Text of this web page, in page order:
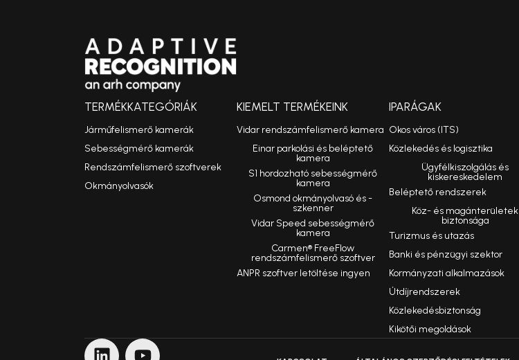
TERMÉKKATEGÓRIÁK
Járműfelismerő kamerák
Sebességmérő kamerák
Rendszámfelismerő szoftverek
Okmányolvasók
KIEMELT TERMÉKEINK
Vidar rendszámfelismerő kamera
Einar parkolási és beléptető
kamera
S1 hordozható sebességmérő
kamera
Osmond okmányolvasó és -
szkenner
Vidar Speed sebességmérő
kamera
Carmen® FreeFlow
rendszámfelismerő szoftver
ANPR szoftver letöltése ingyen
IPARÁGAK
Okos város (ITS)
Közlekedés és logisztika
Ügyfélkiszolgálás és
kiskereskedelem
Beléptető rendszerek
Köz- és magánterületek
biztonsága
Turizmus és utazás
Banki és pénzügyi szektor
Kormányzati alkalmazások
Útdíjrendszerek
Közlekedésbiztonság
Kikötői megoldások